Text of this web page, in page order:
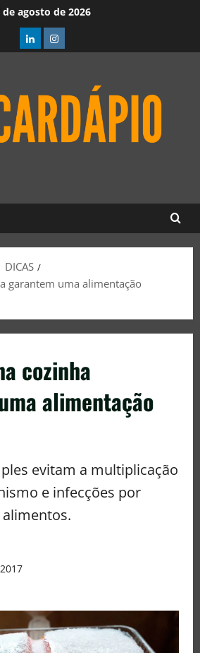
de agosto de 2026
DICAS
garantem uma alimentação
cozinha
alimentação
evitam a multiplicação
e infecções por